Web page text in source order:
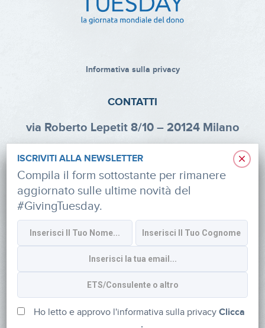
Informativa sulla privacy
CONTATTI
via Roberto Lepetit 8/10 – 20124 Milano
Tel: +39 02 47924880
CF: 91374340379
SOCIAL
×
ISCRIVITI ALLA NEWSLETTER
Compila il form sottostante per rimanere
aggiornato sulle ultime novità del
#GivingTuesday.
Ho letto e approvo l'informativa sulla privacyClicca